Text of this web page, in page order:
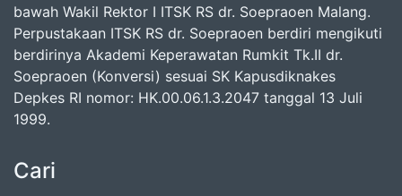
bawah Wakil Rektor I ITSK RS dr. Soepraoen Malang.
Perpustakaan ITSK RS dr. Soepraoen berdiri mengikuti
berdirinya Akademi Keperawatan Rumkit Tk.II dr.
Soepraoen (Konversi) sesuai SK Kapusdiknakes
Depkes RI nomor: HK.00.06.1.3.2047 tanggal 13 Juli
1999.
Cari